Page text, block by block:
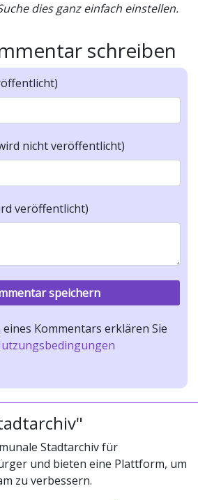
dies ganz einfach einstellen.
schreiben
nicht veröffentlicht)
veröffentlicht)
Kommentars erklären Sie
Stadtarchiv für
und bieten eine Plattform, um
zu verbessern.